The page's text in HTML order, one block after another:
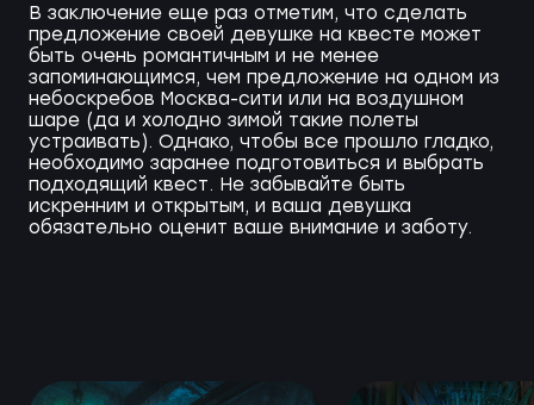
В заключение еще раз отметим, что сделать
предложение своей девушке на квесте может
быть очень романтичным и не менее
запоминающимся, чем предложение на одном из
небоскребов Москва-сити или на воздушном
шаре (да и холодно зимой такие полеты
устраивать). Однако, чтобы все прошло гладко,
необходимо заранее подготовиться и выбрать
подходящий квест. Не забывайте быть
искренним и открытым, и ваша девушка
обязательно оценит ваше внимание и заботу.